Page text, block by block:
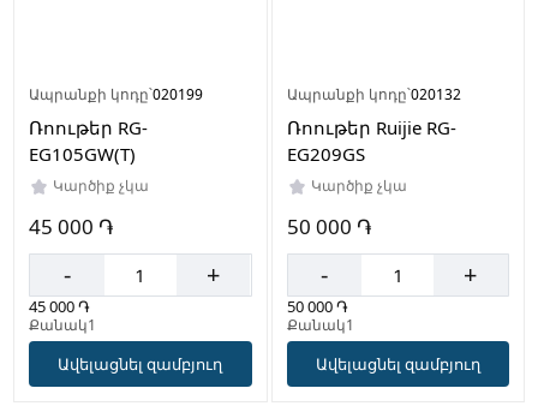
Ապրանքի կոդը՝020199
Ռոութեր RG-
EG105GW(T)
Կարծիք չկա
45 000 ֏
- +
45 000 ֏
Քանակ1
Ավելացնել զամբյուղ
Ապրանքի կոդը՝020132
Ռոութեր Ruijie RG-
EG209GS
Կարծիք չկա
50 000 ֏
- +
50 000 ֏
Քանակ1
Ավելացնել զամբյուղ